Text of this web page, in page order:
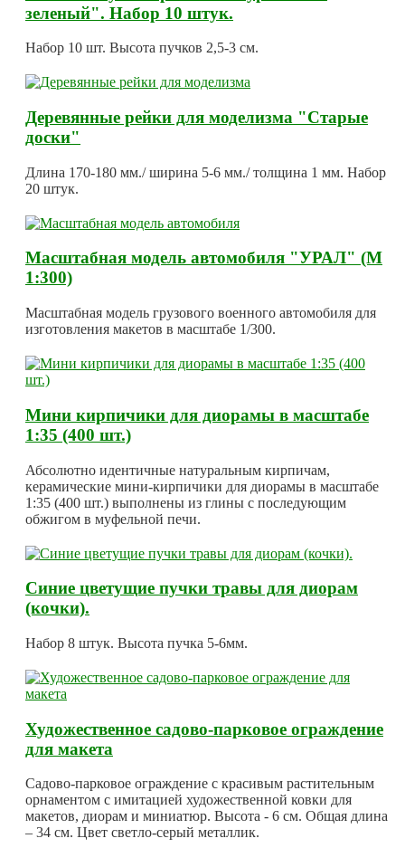
зеленый". Набор 10 штук.
Набор 10 шт. Высота пучков 2,5-3 см.
Деревянные рейки для моделизма "Старые
доски"
Длина 170-180 мм./ ширина 5-6 мм./ толщина 1 мм. Набор
20 штук.
Масштабная модель автомобиля "УРАЛ" (М
1:300)
Масштабная модель грузового военного автомобиля для
изготовления макетов в масштабе 1/300.
Мини кирпичики для диорамы в масштабе
1:35 (400 шт.)
Абсолютно идентичные натуральным кирпичам,
керамические мини-кирпичики для диорамы в масштабе
1:35 (400 шт.) выполнены из глины с последующим
обжигом в муфельной печи.
Синие цветущие пучки травы для диорам
(кочки).
Набор 8 штук. Высота пучка 5-6мм.
Художественное садово-парковое ограждение
для макета
Садово-парковое ограждение с красивым растительным
орнаментом с имитацией художественной ковки для
макетов, диорам и миниатюр. Высота - 6 см. Общая длина
– 34 см. Цвет светло-серый металлик.